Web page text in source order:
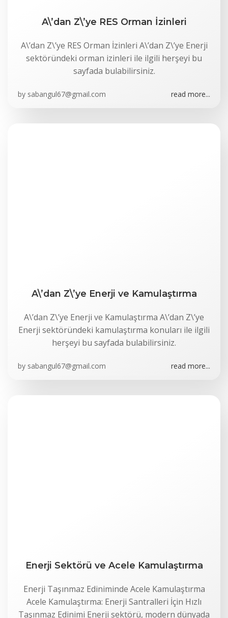
A\’dan Z\’ye RES Orman İzinleri
A\’dan Z\’ye RES Orman İzinleri A\’dan Z\’ye Enerji
sektöründeki orman izinleri ile ilgili herşeyi bu
sayfada bulabilirsiniz.
by sabangul67@gmail.com read more...
A\’dan Z\’ye Enerji ve Kamulaştırma
A\’dan Z\’ye Enerji ve Kamulaştırma A\’dan Z\’ye
Enerji sektöründeki kamulaştırma konuları ile ilgili
herşeyi bu sayfada bulabilirsiniz.
by sabangul67@gmail.com read more...
Enerji Sektörü ve Acele Kamulaştırma
Enerji Taşınmaz Ediniminde Acele Kamulaştırma
Acele Kamulaştırma: Enerji Santralleri İçin Hızlı
Taşınmaz Edinimi Enerji sektörü, modern dünyada